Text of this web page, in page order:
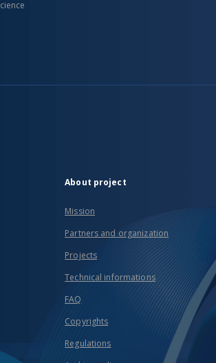
About project
Mission
Partners and organization
Projects
Technical informations
FAQ
Copyrights
Regulations